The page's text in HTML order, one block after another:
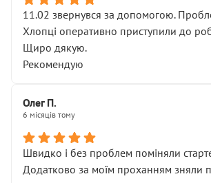
11.02 звернувся за допомогою.
Хлопці оперативно приступили до
Щиро дякую.
Рекомендую
Олег П.
6 місяців тому
Швидко і без проблем поміняли
Додатково за моїм проханням зняли